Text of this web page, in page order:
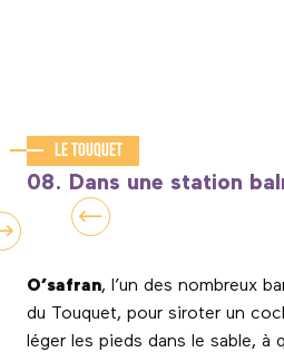
Le Touquet
08. Dans une station
O’safran, l’un des nombreux
du Touquet, pour siroter un
léger les pieds dans le sable, à